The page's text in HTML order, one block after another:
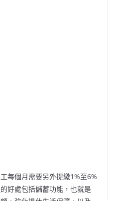
每個月需要另外提繳1%至6%
好處包括儲蓄功能，也就是